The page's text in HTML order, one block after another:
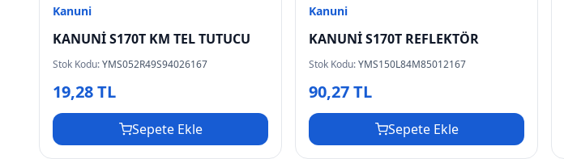
Kanuni
KANUNİ S170T KM TEL TUTUCU
Stok Kodu:YMS052R49S94026167
19,28 TL
Sepete Ekle
Kanuni
KANUNİ S170T REFLEKTÖR
Stok Kodu:YMS150L84M85012167
90,27 TL
Sepete Ekle